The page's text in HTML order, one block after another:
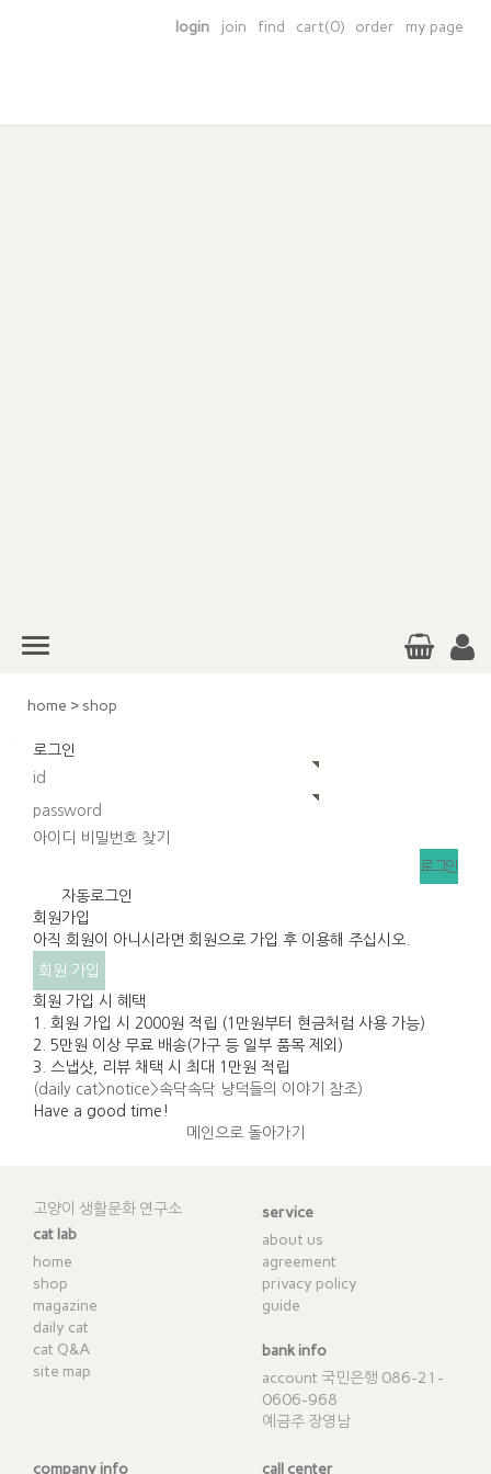
login join find cart(0) order my page
home > shop
로그인
아이디 비밀번호 찾기
자동로그인
회원가입
아직 회원이 아니시라면 회원으로 가입 후 이용해 주십시오.
회원 가입
회원 가입 시 혜택
1. 회원 가입 시 2000원 적립 (1만원부터 현금처럼 사용 가능)
2. 5만원 이상 무료 배송(가구 등 일부 품목 제외)
3. 스냅샷, 리뷰 채택 시 최대 1만원 적립
(daily cat>notice>속닥속닥 냥덕들의 이야기 참조)
Have a good time!​
메인으로 돌아가기
고양이 생활문화 연구소
cat lab
home
shop
magazine
daily cat
cat Q&A
site map
service
about us
agreement
privacy policy
guide
bank info
account 국민은행 086-21-
0606-968
예금주 장영남
company info call center